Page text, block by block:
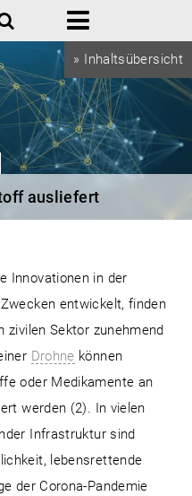
» Inhaltsübersicht
Suche Menü
ausliefert
Innovationen in der
entwickelt, finden
zivilen Sektor zunehmend
Drohne können
oder Medikamente an
werden (2). In vielen
Infrastruktur sind
lebensrettende
der Corona-Pandemie